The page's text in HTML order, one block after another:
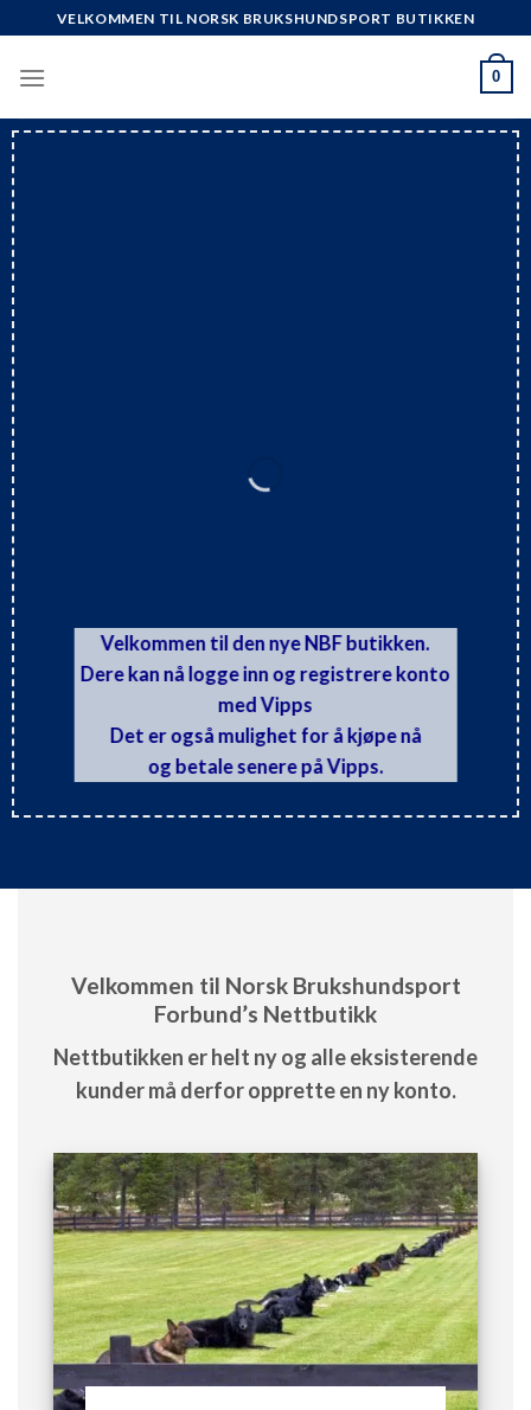
to
content
VELKOMMEN TIL NORSK BRUKSHUNDSPORT BUTIKKEN
0
Velkommen til den nye NBF butikken.
Dere kan nå logge inn og registrere konto
med Vipps
Det er også mulighet for å kjøpe nå
og betale senere på Vipps.
Velkommen til Norsk Brukshundsport
Forbund’s Nettbutikk
Nettbutikken er helt ny og alle eksisterende
kunder må derfor opprette en ny konto.